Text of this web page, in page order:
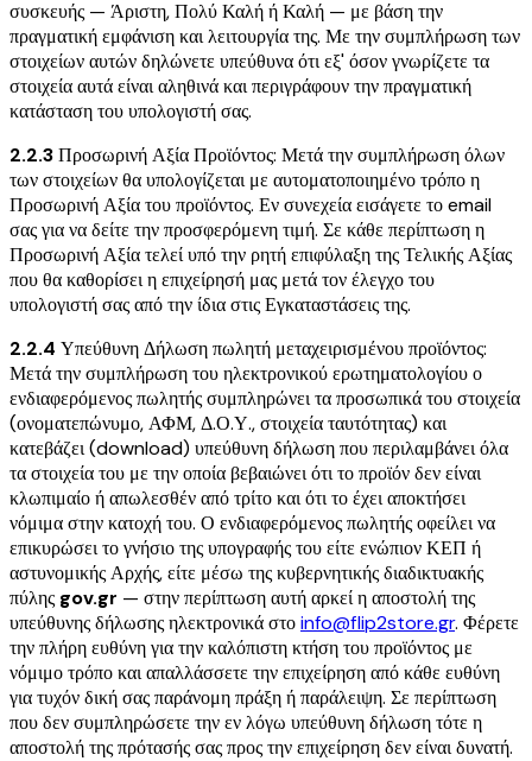
συσκευής — Άριστη, Πολύ Καλή ή Καλή — με βάση την
πραγματική εμφάνιση και λειτουργία της. Με την συμπλήρωση των
στοιχείων αυτών δηλώνετε υπεύθυνα ότι εξ' όσον γνωρίζετε τα
στοιχεία αυτά είναι αληθινά και περιγράφουν την πραγματική
κατάσταση του υπολογιστή σας.
2.2.3Προσωρινή Αξία Προϊόντος: Μετά την συμπλήρωση όλων
των στοιχείων θα υπολογίζεται με αυτοματοποιημένο τρόπο η
Προσωρινή Αξία του προϊόντος. Εν συνεχεία εισάγετε το email
σας για να δείτε την προσφερόμενη τιμή. Σε κάθε περίπτωση η
Προσωρινή Αξία τελεί υπό την ρητή επιφύλαξη της Τελικής Αξίας
που θα καθορίσει η επιχείρησή μας μετά τον έλεγχο του
υπολογιστή σας από την ίδια στις Εγκαταστάσεις της.
2.2.4 Υπεύθυνη Δήλωση πωλητή μεταχειρισμένου προϊόντος:
Μετά την συμπλήρωση του ηλεκτρονικού ερωτηματολογίου ο
ενδιαφερόμενος πωλητής συμπληρώνει τα προσωπικά του στοιχεία
(ονοματεπώνυμο, ΑΦΜ, Δ.Ο.Υ., στοιχεία ταυτότητας) και
κατεβάζει (download) υπεύθυνη δήλωση που περιλαμβάνει όλα
τα στοιχεία του με την οποία βεβαιώνει ότι το προϊόν δεν είναι
κλωπιμαίο ή απωλεσθέν από τρίτο και ότι το έχει αποκτήσει
νόμιμα στην κατοχή του. Ο ενδιαφερόμενος πωλητής οφείλει να
επικυρώσει το γνήσιο της υπογραφής του είτε ενώπιον ΚΕΠ ή
αστυνομικής Αρχής, είτε μέσω της κυβερνητικής διαδικτυακής
πύλης gov.gr — στην περίπτωση αυτή αρκεί η αποστολή της
υπεύθυνης δήλωσης ηλεκτρονικά στοinfo@flip2store.gr. Φέρετε
την πλήρη ευθύνη για την καλόπιστη κτήση του προϊόντος με
νόμιμο τρόπο και απαλλάσσετε την επιχείρηση από κάθε ευθύνη
για τυχόν δική σας παράνομη πράξη ή παράλειψη. Σε περίπτωση
που δεν συμπληρώσετε την εν λόγω υπεύθυνη δήλωση τότε η
αποστολή της πρότασής σας προς την επιχείρηση δεν είναι δυνατή.